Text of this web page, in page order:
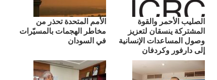
الصليب الأحمر والقوة
المشتركة ينسقان لتعزيز
وصول المساعدات الإنسانية
إلى دارفور وكردفان
الأمم المتحدة تحذر من
مخاطر الهجمات بالمسيّرات
في السودان